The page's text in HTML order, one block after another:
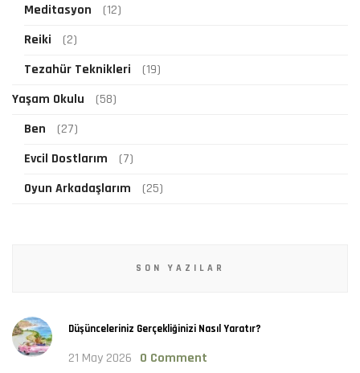
Meditasyon
(12)
Reiki
(2)
Tezahür Teknikleri
(19)
Yaşam Okulu
(58)
Ben
(27)
Evcil Dostlarım
(7)
Oyun Arkadaşlarım
(25)
SON YAZILAR
Düşünceleriniz Gerçekliğinizi Nasıl Yaratır?
21 May 2026 0 Comment